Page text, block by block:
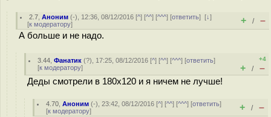
2.7 ,Аноним (-), 12:36, 08/12/2016 [^] [^^] [^^^] [ответить][↓]
[к модератору] + / –
А больше и не надо.
3.44 ,Фанатик (?), 17:25, 08/12/2016 [^] [^^] [^^^] [ответить]
[к модератору]
+4
+ / –
Деды смотрели в 180x120 и я ничем не лучше!
4.70 ,Аноним (-), 23:42, 08/12/2016 [^] [^^] [^^^] [ответить]
[к модератору] + / –